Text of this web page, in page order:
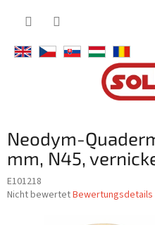
Neodym-
mm, N45,
E101218
Die
Nicht bewertetBewertungsdetails